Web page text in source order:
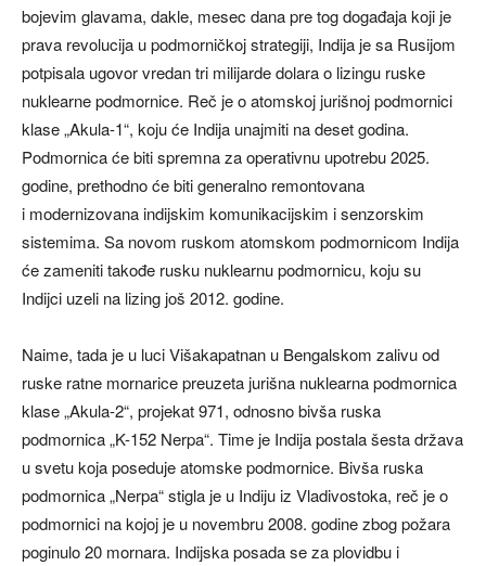
bojevim glavama, dakle, mesec dana pre tog događaja koji je
prava revolucija u podmorničkoj strategiji, Indija je sa Rusijom
potpisala ugovor vredan tri milijarde dolara o lizingu ruske
nuklearne podmornice. Reč je o atomskoj jurišnoj podmornici
klase „Akula-1“, koju će Indija unajmiti na deset godina.
Podmornica će biti spremna za operativnu upotrebu 2025.
godine, prethodno će biti generalno remontovana
i modernizovana indijskim komunikacijskim i senzorskim
sistemima. Sa novom ruskom atomskom podmornicom Indija
će zameniti takođe rusku nuklearnu podmornicu, koju su
Indijci uzeli na lizing još 2012. godine.
Naime, tada je u luci Višakapatnan u Bengalskom zalivu od
ruske ratne mornarice preuzeta jurišna nuklearna podmornica
klase „Akula-2“, projekat 971, odnosno bivša ruska
podmornica „K-152 Nerpa“. Time je Indija postala šesta država
u svetu koja poseduje atomske podmornice. Bivša ruska
podmornica „Nerpa“ stigla je u Indiju iz Vladivostoka, reč je o
podmornici na kojoj je u novembru 2008. godine zbog požara
poginulo 20 mornara. Indijska posada se za plovidbu i